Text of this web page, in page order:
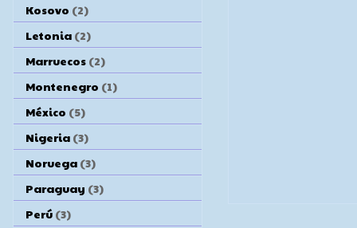
Kosovo (2)
Letonia (2)
Marruecos (2)
Montenegro (1)
México (5)
Nigeria (3)
Noruega (3)
Paraguay (3)
Perú (3)